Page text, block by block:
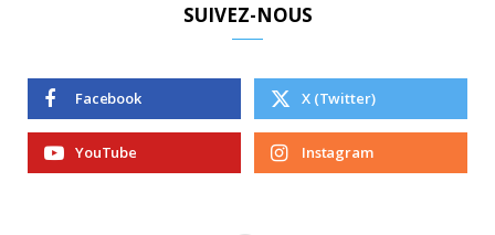
SUIVEZ-NOUS
Facebook X (Twitter)
YouTube Instagram